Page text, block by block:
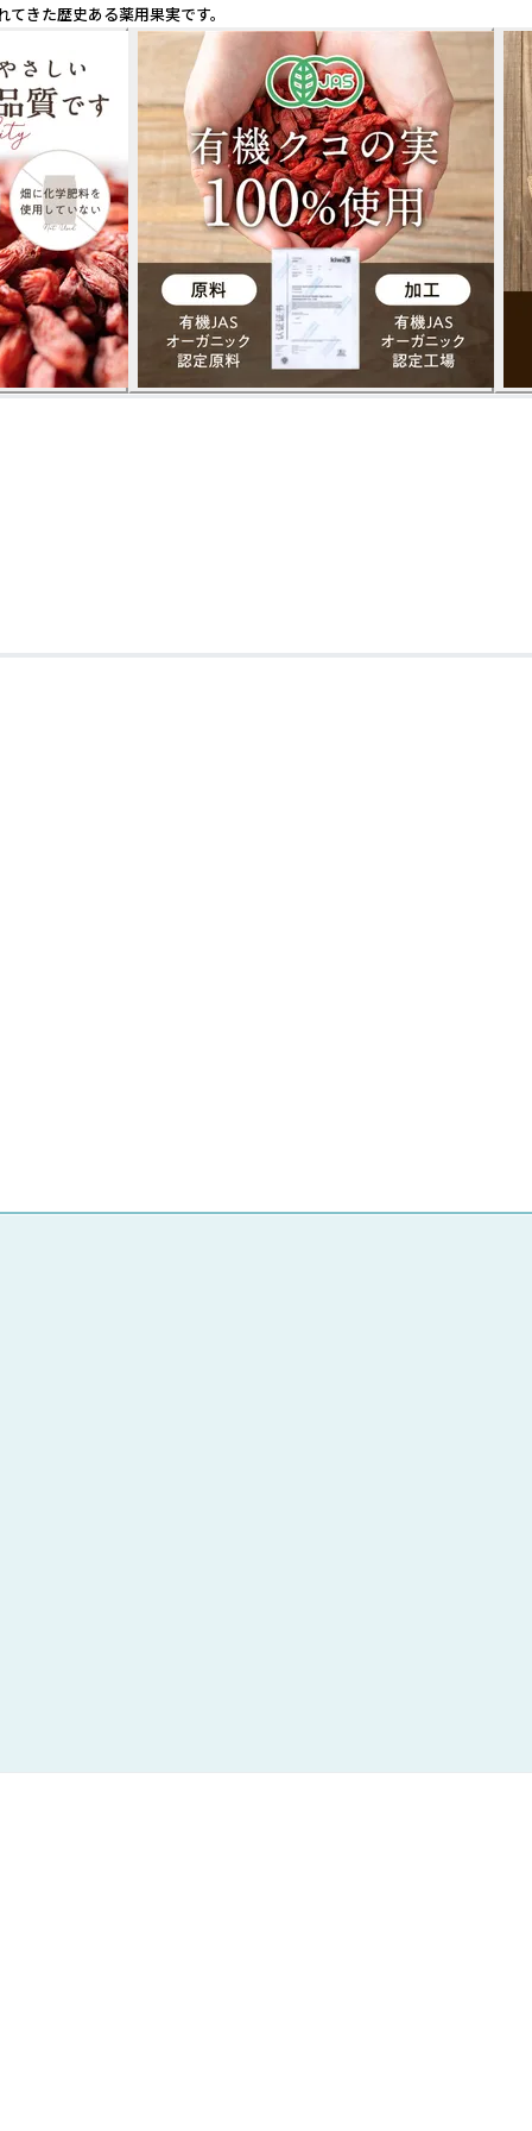
きた歴史ある薬用果実です。